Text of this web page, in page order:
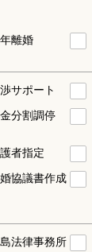
離婚
サポート
分割調停
者指定
協議書作成
法律事務所